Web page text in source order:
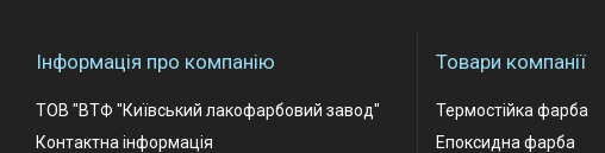
Інформація про компанію
ТОВ "ВТФ "Київський лакофарбовий завод"
Контактна інформація
Товари компанії
Термостійка фарба
Епоксидна фарба